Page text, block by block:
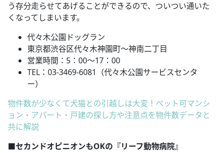
う存分走らせてあげることができるので、ついつい通いた
くなってしまいます。
代々木公園ドッグラン
東京都渋谷区代々木神園町～神南二丁目
営業時間：5：00～17：00
TEL：03-3469-6081（代々木公園サービスセンタ
ー）
物件数が少なくて犬猫との引越しは大変！ペット可マンシ
ョン・アパート・戸建の探し方や注意点を物件数データと
共に解説
■セカンドオピニオンもOKの『リーフ動物病院』